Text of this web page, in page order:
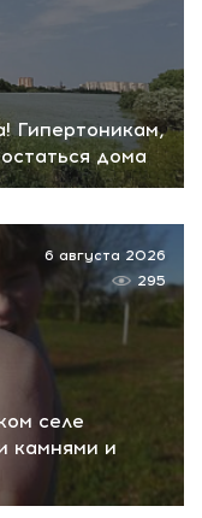
Гипертоникам,
дома
селе
камнями и
6 августа 2026
295